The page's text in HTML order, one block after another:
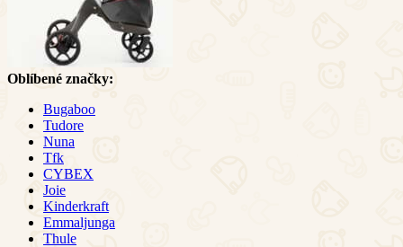
Oblíbené značky:
Bugaboo
Tudore
Nuna
Tfk
CYBEX
Joie
Kinderkraft
Emmaljunga
Thule